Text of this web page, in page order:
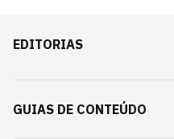
EDITORIAS
GUIAS DE CONTEÚDO